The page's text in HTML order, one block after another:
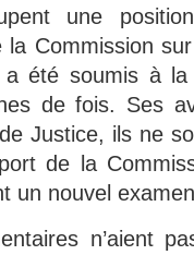
une position
Commission
a été soumis à
de fois. Ses
Justice, ils ne
de la
un nouvel
n’aient